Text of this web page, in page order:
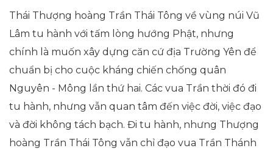
Thái Thượng hoàng Trần Thái Tông về vùng núi Vũ
Lâm tu hành với tấm lòng hướng Phật, nhưng
chính là muốn xây dựng căn cứ địa Trường Yên để
chuẩn bị cho cuộc kháng chiến chống quân
Nguyên - Mông lần thứ hai. Các vua Trần thời đó đi
tu hành, nhưng vẫn quan tâm đến việc đời, việc đạo
và đời không tách bạch. Đi tu hành, nhưng Thượng
hoàng Trần Thái Tông vẫn chỉ đạo vua Trần Thánh